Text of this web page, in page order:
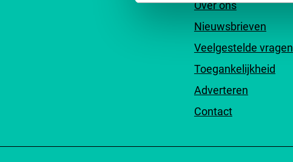
Over ons
Nieuwsbrieven
Veelgestelde vragen
Toegankelijkheid
Adverteren
Contact